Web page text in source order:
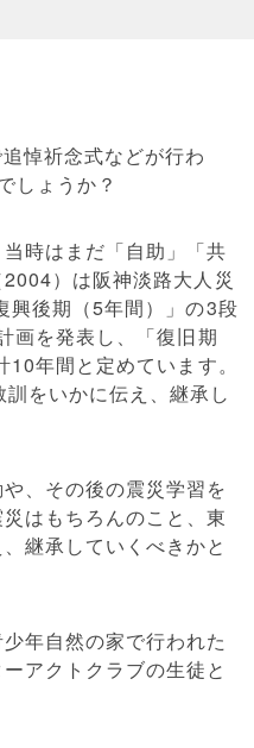
悼祈念式などが行わ
しょうか？
時はまだ「自助」「共
）は阪神淡路大人災
興後期（5年間）」の3段
画を発表し、「復旧期
年間と定めています。
をいかに伝え、継承し
、その後の震災学習を
はもちろんのこと、東
継承していくべきかと
年自然の家で行われた
アクトクラブの生徒と